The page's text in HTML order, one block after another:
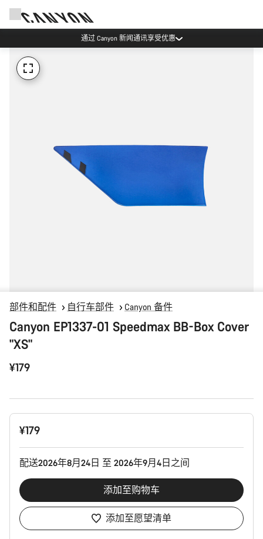
通过 Canyon 新闻通讯享受优惠
部件和配件 自行车部件 Canyon 备件
Canyon EP1337-01 Speedmax BB-Box Cover
"XS"
¥179
产
¥179
配送2026年8月24日 至 2026年9月4日之间
添加至购物车
添加至愿望清单